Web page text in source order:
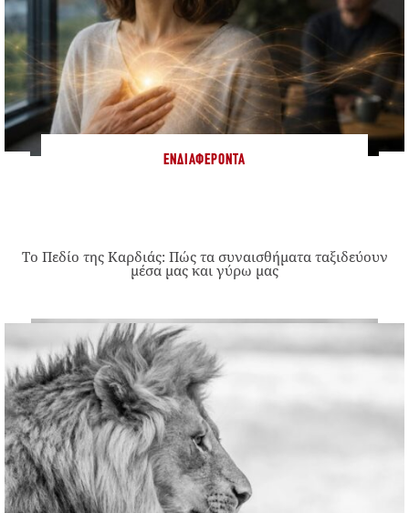
ΕΝΔΙΑΦΈΡΟΝΤΑ
Το Πεδίο της Καρδιάς: Πώς τα συναισθήματα ταξιδεύουν
μέσα μας και γύρω μας